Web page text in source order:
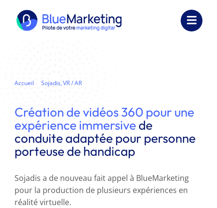
contenu
Réalisations
Ressources
Société
Nous contacter
Accueil Sojadis VR / AR
Création de vidéos 360 pour une
expérience immersive de
conduite adaptée pour personne
porteuse de handicap
Sojadis a de nouveau fait appel à BlueMarketing
pour la production de plusieurs expériences en
réalité virtuelle.